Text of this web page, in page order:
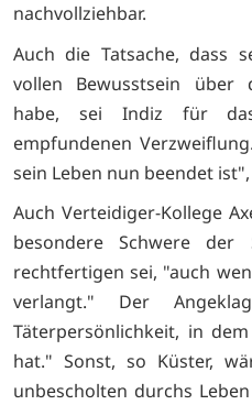
nachvollziehbar.
Auch die Tatsache, dass
vollen Bewusstsein über
habe, sei Indiz für
empfundenen
sein Leben nun beendet
Auch Verteidiger-Kollege
besondere Schwere
rechtfertigen sei, "auch
verlangt." Der
Täterpersönlichkeit, in
hat." Sonst, so Küster,
unbescholten durchs